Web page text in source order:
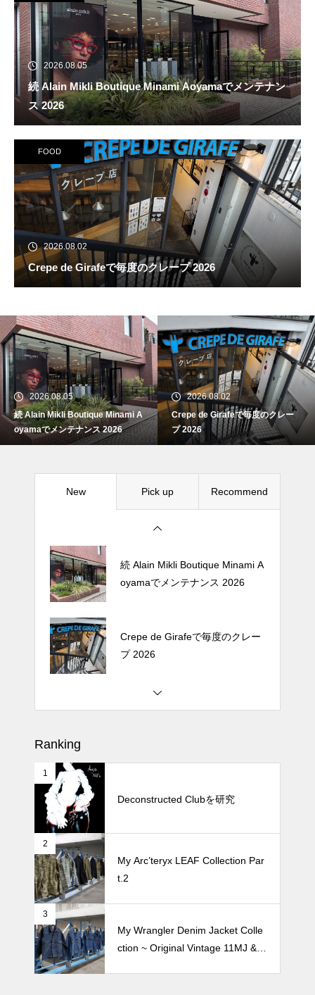
2026.08.05
続 Alain Mikli Boutique Minami Aoyamaでメンテナン
ス 2026
FOOD
2026.08.02
Crepe de Girafeで毎度のクレープ 2026
2026.08.05
続 Alain Mikli Boutique Minami A
oyamaでメンテナンス 2026
2026.08.02
Crepe de Girafeで毎度のクレー
プ 2026
New Pick up Recommend
続 Alain Mikli Boutique Minami A
oyamaでメンテナンス 2026
Crepe de Girafeで毎度のクレー
プ 2026
続 Alain Mikli Boutique Minami A
oyamaでメンテナンス 2026
Crepe de Girafeで毎度のクレー
プ 2026
oyamaでメンテナンス 2026
プ 2026
Ranking
1
Deconstructed Clubを研究
2
My Arc’teryx LEAF Collection Par
t.2
3
My Wrangler Denim Jacket Colle
ction ~ Original Vintage 11MJ & 1